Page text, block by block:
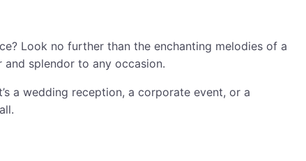
Look no further than the enchanting melodies of a
splendor to any occasion.
a wedding reception, a corporate event, or a